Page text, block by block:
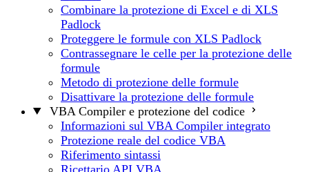
Combinare la protezione di Excel e di XLS
Padlock
Proteggere le formule con XLS Padlock
Contrassegnare le celle per la protezione delle
formule
Metodo di protezione delle formule
Disattivare la protezione delle formule
VBA Compiler e protezione del codice
Informazioni sul VBA Compiler integrato
Protezione reale del codice VBA
Riferimento sintassi
Ricettario API VBA